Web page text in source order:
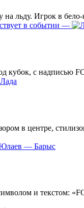
—
Юлаев — Барыс